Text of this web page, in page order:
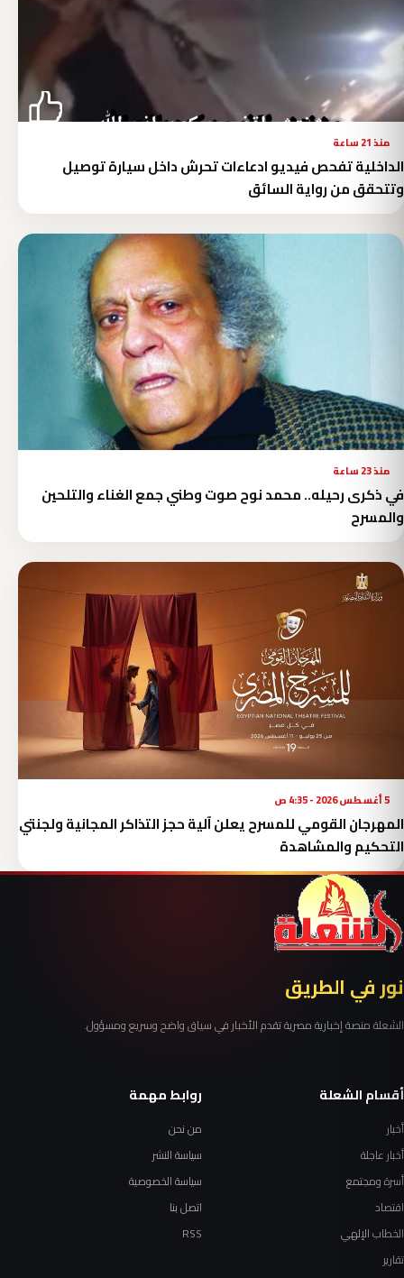
منذ 21 ساعة
الداخلية تفحص فيديو ادعاءات تحرش داخل سيارة توصيل
وتتحقق من رواية السائق
منذ 23 ساعة
في ذكرى رحيله.. محمد نوح صوت وطني جمع الغناء والتلحين
والمسرح
5 أغسطس 2026 - 4:35 ص
المهرجان القومي للمسرح يعلن آلية حجز التذاكر المجانية ولجنتي
التحكيم والمشاهدة
نور في الطريق
الشعلة منصة إخبارية مصرية تقدم الأخبار في سياق واضح وسريع ومسؤول.
أقسام الشعلة
أخبار
أخبار عاجلة
أسرة ومجتمع
اقتصاد
الخطاب الإلهي
تقارير
روابط مهمة
من نحن
سياسة النشر
سياسة الخصوصية
اتصل بنا
RSS